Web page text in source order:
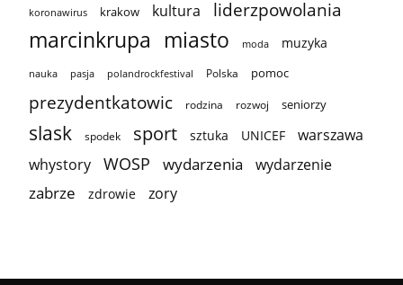
koronawirus krakow kultura liderzpowolania
marcinkrupa miasto moda muzyka
nauka pasja polandrockfestival Polska pomoc
prezydentkatowic rodzina rozwoj seniorzy
slask spodek sport sztuka UNICEF
warszawa
whystory
WOSP wydarzenia wydarzenie
zabrze zdrowie zory